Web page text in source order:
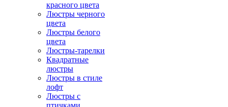
красного цвета
Люстры черного
цвета
Люстры белого
цвета
Люстры-тарелки
Квадратные
люстры
Люстры в стиле
лофт
Люстры с
птичками